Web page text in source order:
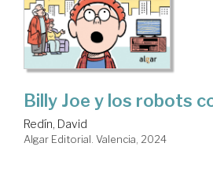
Billy Joe y los robots
Redín, David
Algar Editorial. Valencia, 2024